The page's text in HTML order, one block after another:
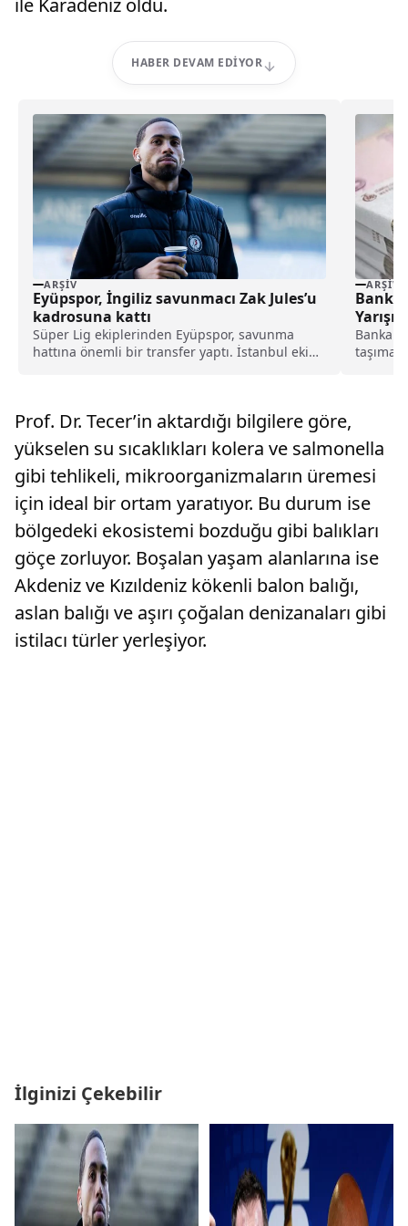
ile Karadeniz oldu.
HABER DEVAM EDIYOR
ARŞIV
Eyüpspor, İngiliz savunmacı Zak Jules’u
kadrosuna kattı
Süper Lig ekiplerinden Eyüpspor, savunma
hattına önemli bir transfer yaptı. İstanbul ekibi,
ARŞIV
Prof. Dr. Tecer’in aktardığı bilgilere göre,
yükselen su sıcaklıkları kolera ve salmonella
gibi tehlikeli, mikroorganizmaların üremesi
için ideal bir ortam yaratıyor. Bu durum ise
bölgedeki ekosistemi bozduğu gibi balıkları
göçe zorluyor. Boşalan yaşam alanlarına ise
Akdeniz ve Kızıldeniz kökenli balon balığı,
aslan balığı ve aşırı çoğalan denizanaları gibi
istilacı türler yerleşiyor.
İlginizi Çekebilir